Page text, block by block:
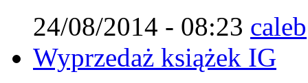
24/08/2014 - 08:23 caleb
Wyprzedaż książek IG